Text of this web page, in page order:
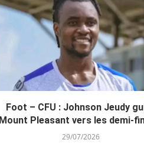
Foot – CFU : Johnson Jeudy
Mount Pleasant vers les demi-
29/07/2026